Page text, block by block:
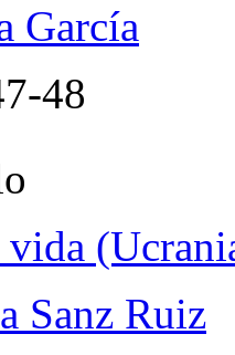
García
48
vida
Sanz Ruiz